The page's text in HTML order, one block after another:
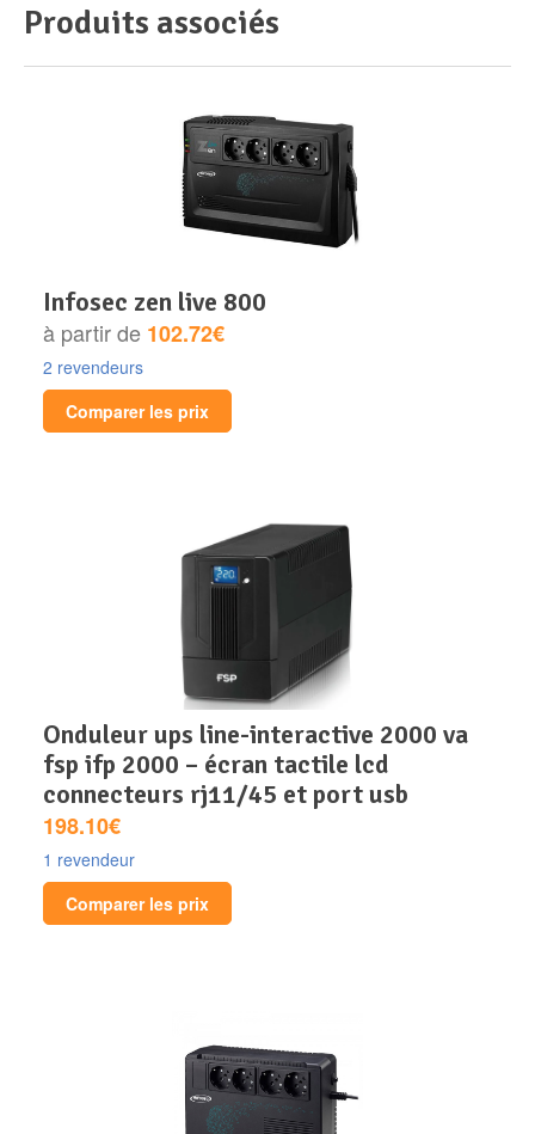
Produits associés
infosec zen live 800
à partir de 102.72€
2 revendeurs
Comparer les prix
onduleur ups line-interactive 2000 va
fsp ifp 2000 – écran tactile lcd
connecteurs rj11/45 et port usb
198.10€
1 revendeur
Comparer les prix